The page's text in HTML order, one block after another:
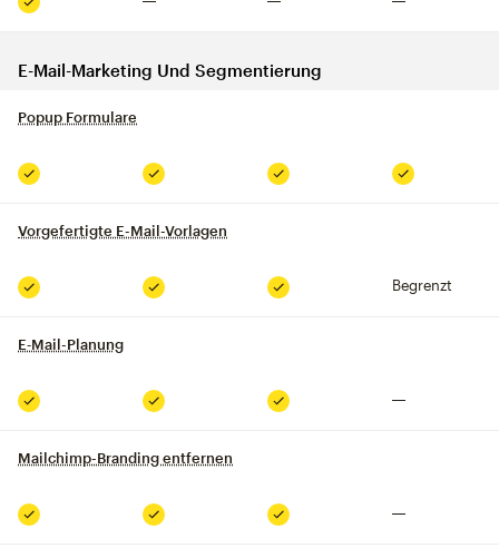
Inklusive
E-Mail-Marketing Und Segmentierung
Popup Formulare
Inklusive Inklusive Inklusive Inklusive
Vorgefertigte E-Mail-Vorlagen
Inklusive Inklusive Inklusive
Begrenzt
E‑Mail-Planung
Inklusive Inklusive Inklusive
Mailchimp-Branding entfernen
Inklusive Inklusive Inklusive